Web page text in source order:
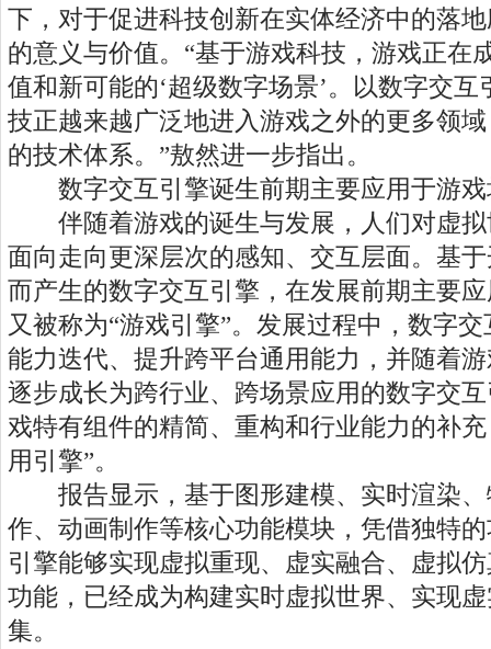
下，对于促进科技创新在实体经济中的落
的意义与价值。“基于游戏科技，游戏正在
值和新可能的‘超级数字场景’。以数字交
技正越来越广泛地进入游戏之外的更多领
的技术体系。”敖然进一步指出。
数字交互引擎诞生前期主要应用于游戏
伴随着游戏的诞生与发展，人们对虚拟
面向走向更深层次的感知、交互层面。基
而产生的数字交互引擎，在发展前期主要
又被称为“游戏引擎”。发展过程中，数字
能力迭代、提升跨平台通用能力，并随着
逐步成长为跨行业、跨场景应用的数字交
戏特有组件的精简、重构和行业能力的补
用引擎”。
报告显示，基于图形建模、实时渲染、
作、动画制作等核心功能模块，凭借独特
引擎能够实现虚拟重现、虚实融合、虚拟
功能，已经成为构建实时虚拟世界、实现
集。